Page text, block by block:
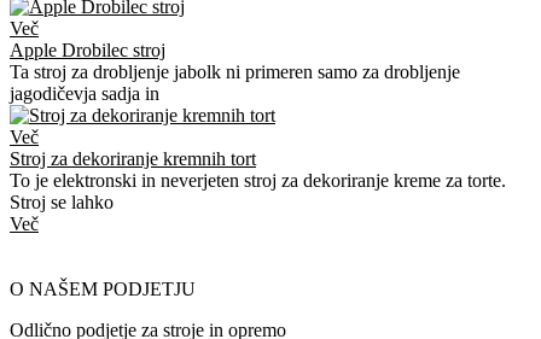
Več
Apple Drobilec stroj
Ta stroj za drobljenje jabolk ni primeren samo za drobljenje
jagodičevja sadja in
Več
Stroj za dekoriranje kremnih tort
To je elektronski in neverjeten stroj za dekoriranje kreme za torte.
Stroj se lahko
Več
O NAŠEM PODJETJU
Odlično podjetje za stroje in opremo